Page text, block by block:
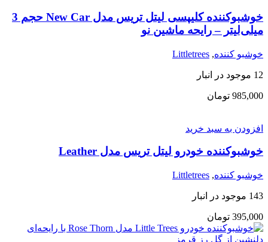
خوشبوکننده کلیپسی لیتل تریس مدل New Car حجم 3
میلی‌لیتر – رایحه ماشین نو
خوشبو کننده,
Littletrees
12 موجود در انبار
985,000 تومان
افزودن به سبد خرید
خوشبوکننده خودرو لیتل تریس مدل Leather
خوشبو کننده,
Littletrees
143 موجود در انبار
395,000 تومان